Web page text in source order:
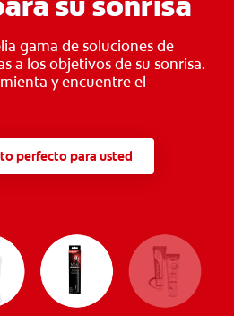
gama de soluciones de
a los objetivos de su sonrisa.
y encuentre el
perfecto para usted